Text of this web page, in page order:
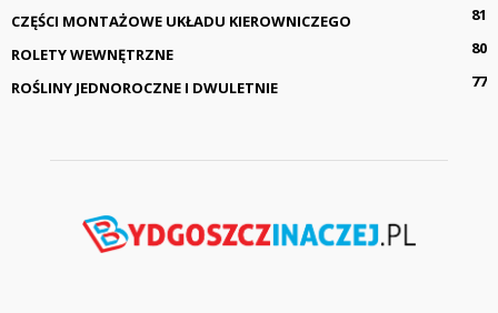
CZĘŚCI MONTAŻOWE UKŁADU KIEROWNICZEGO
81
ROLETY WEWNĘTRZNE
80
ROŚLINY JEDNOROCZNE I DWULETNIE
77